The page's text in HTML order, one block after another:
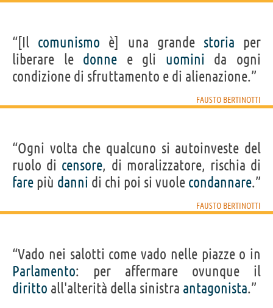
“[Il comunismo è] una grande storia per
liberare le donne e gli uomini da ogni
condizione di sfruttamento e di alienazione.”
FAUSTO BERTINOTTI
“Ogni volta che qualcuno si autoinveste del
ruolo di censore, di moralizzatore, rischia di
fare più danni di chi poi si vuole condannare.”
FAUSTO BERTINOTTI
“Vado nei salotti come vado nelle piazze o in
Parlamento: per affermare ovunque il
diritto all'alterità della sinistra antagonista.”